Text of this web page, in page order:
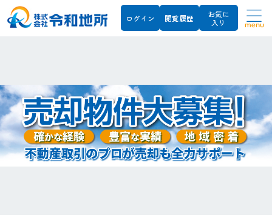
ログイン 閲覧履歴
お気に
入り
menu